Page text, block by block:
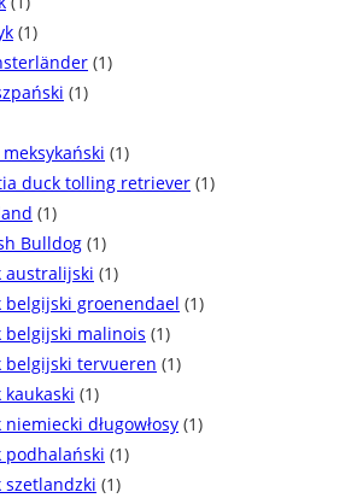
(1)
(1)
(1)
(1)
duck tolling retriever (1)
(1)
Bulldog (1)
australijski (1)
belgijski groenendael (1)
belgijski malinois (1)
belgijski tervueren (1)
kaukaski (1)
długowłosy (1)
podhalański (1)
szetlandzki (1)